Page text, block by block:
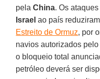
pelaChina. Os
Israel ao país
Estreito de Ormuz, por
navios autorizados
o bloqueio total
petróleo deverá ser